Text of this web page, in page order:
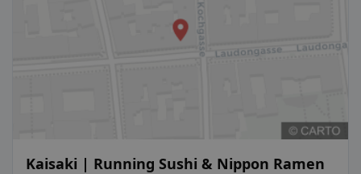
Kaisaki | Running Sushi & Nippon Ramen